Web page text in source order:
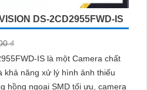
DS-2CD2955FWD-IS
₫
IS là một Camera chất
khả năng xử lý hình ảnh thiếu